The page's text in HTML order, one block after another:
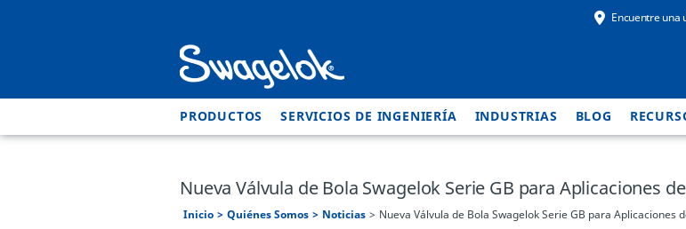
Encuentre una
PRODUCTOS SERVICIOS DE INGENIERÍA INDUSTRIAS BLOG
Nueva Válvula de Bola Swagelok Serie GB para Aplicaciones
Inicio Quiénes Somos Noticias Nueva Válvula de Bola Swagelok Serie GB para Aplicaciones